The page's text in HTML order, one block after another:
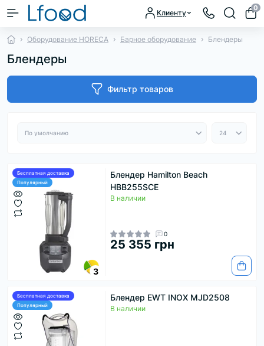
Клиенту
0
Оборудование HORECA Барное оборудование Блендеры
Блендеры
Фильтр товаров
Бесплатная доставка
Популярный
3
Блендер Hamilton Beach
HBB255SCE
В наличии
0
25 355 грн
Бесплатная доставка
Популярный
Блендер EWT INOX MJD2508
В наличии